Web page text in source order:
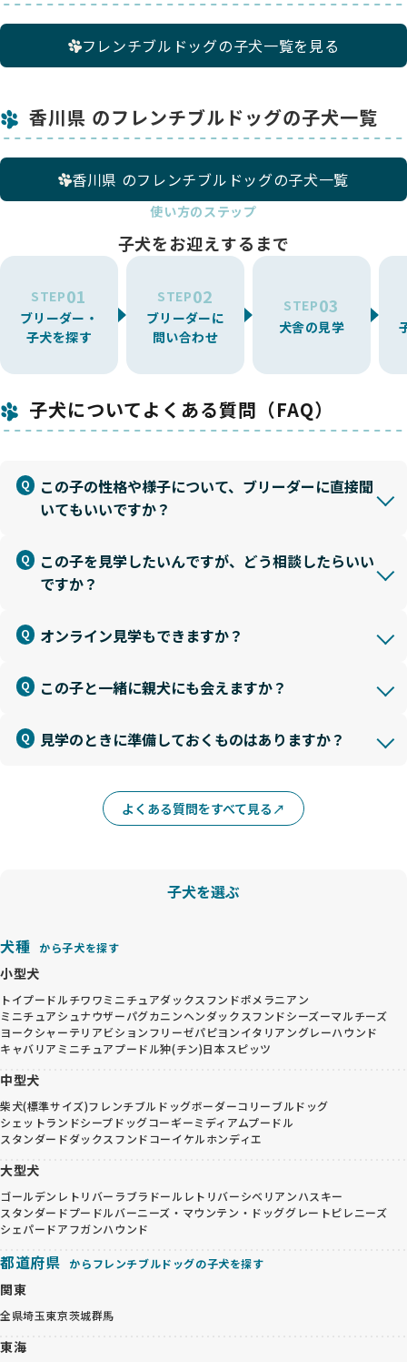
フレンチブルドッグの子犬一覧を見る
香川県 のフレンチブルドッグの子犬一覧
香川県 のフレンチブルドッグの子犬一覧
使い方のステップ
子犬をお迎えするまで
STEP01
ブリーダー・
子犬を探す
STEP02
ブリーダーに
問い合わせ
STEP03
犬舎の見学
子犬についてよくある質問（FAQ）
この子の性格や様子について、ブリーダーに直接聞
いてもいいですか？
この子を見学したいんですが、どう相談したらいい
ですか？
オンライン見学もできますか？
この子と一緒に親犬にも会えますか？
見学のときに準備しておくものはありますか？
よくある質問をすべて見る
子犬を選ぶ
犬種 から子犬を探す
小型犬
トイプードルチワワミニチュアダックスフンドポメラニアン
ミニチュアシュナウザーパグカニンヘンダックスフンドシーズーマルチーズ
ヨークシャーテリアビションフリーゼパピヨンイタリアングレーハウンド
キャバリア ミニチュアプードル狆(チン)日本スピッツ
中型犬
柴犬(標準サイズ)フレンチブルドッグボーダーコリーブルドッグ
シェットランドシープドッグコーギーミディアムプードル
スタンダードダックスフンドコーイケルホンディエ
大型犬
ゴールデンレトリバー ラブラドールレトリバーシベリアンハスキー
スタンダードプードルバーニーズ・マウンテン・ドッググレートピレニーズ
シェパードアフガンハウンド
都道府県 からフレンチブルドッグの子犬を探す
関東
全県埼玉東京茨城群馬
東海